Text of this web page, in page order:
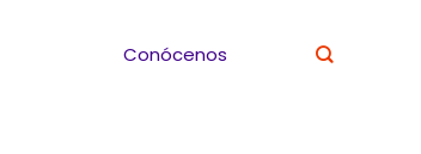
Conócenos